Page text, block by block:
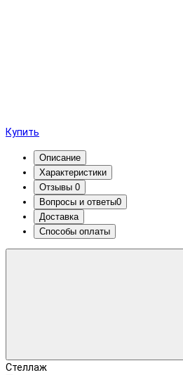
Купить
Описание
Характеристики
Отзывы 0
Вопросы и ответы0
Доставка
Способы оплаты
Стеллаж